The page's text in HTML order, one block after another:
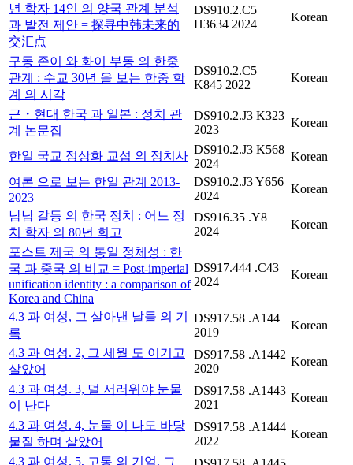
년 학자 14인 의 양국 관계 분석
과 발전 제안 = 探寻中韩未来的
交汇点
DS910.2.C5
H3634 2024
Korean
구동 존이 와 화이 부동 의 한중
관계 : 수교 30년 을 보는 한중 학
계 의 시각
DS910.2.C5
K845 2022
Korean
근・현대 한국 과 일본 : 정치 관
계 논문집
DS910.2.J3 K323
2023
Korean
한일 국교 정상화 교섭 의 정치사 DS910.2.J3 K568
2024
Korean
여론 으로 보는 한일 관계 2013-
2023
DS910.2.J3 Y656
2024
Korean
남남 갈등 의 한국 정치 : 어느 정
치 학자 의 80년 회고
DS916.35 .Y8
2024
Korean
포스트 제국 의 통일 정체성 : 한
국 과 중국 의 비교 = Post-imperial
unification identity : a comparison of
Korea and China
DS917.444 .C43
2024
Korean
4.3 과 여성, 그 살아낸 날들 의 기
록
DS917.58 .A144
2019
Korean
4.3 과 여성. 2, 그 세월 도 이기고
살았어
DS917.58 .A1442
2020
Korean
4.3 과 여성. 3, 덜 서러워야 눈물
이 난다
DS917.58 .A1443
2021
Korean
4.3 과 여성. 4, 눈물 이 나도 바당
물질 하며 살았어
DS917.58 .A1444
2022
Korean
4.3 과 여성. 5, 고통 의 기억, 그